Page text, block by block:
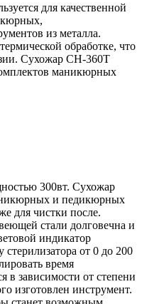
для качественной
из металла.
обработке, что
Сухожар CH-360T
маникюрных
300вт. Сухожар
и педикюрных
для чистки после.
стали долговечна и
индикатор
стерилизатора от 0 до 200
время
в зависимости от степени
изготовлен инструмент.